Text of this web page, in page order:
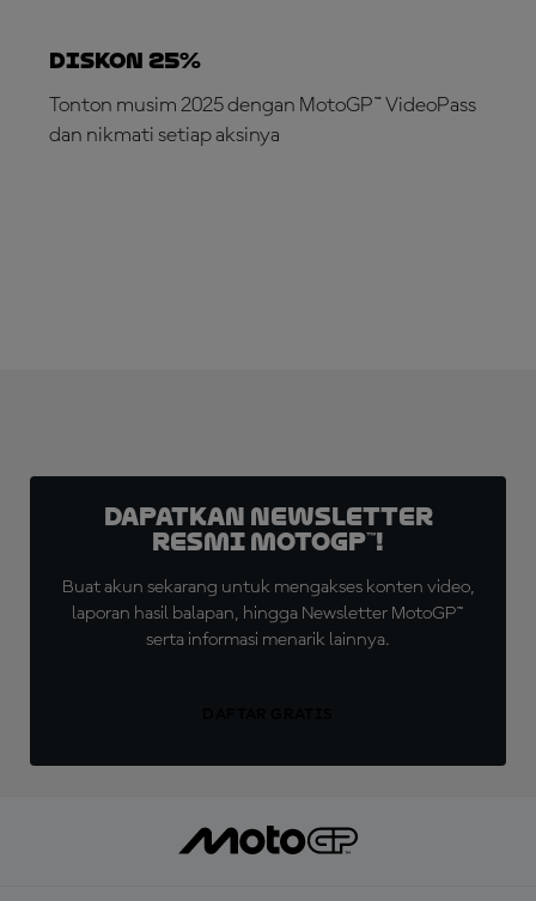
DISKON 25%
Tonton musim 2025 dengan MotoGP™ VideoPass
dan nikmati setiap aksinya
Dapatkan Newsletter
Resmi MotoGP™!
Buat akun sekarang untuk mengakses konten video,
laporan hasil balapan, hingga Newsletter MotoGP™
serta informasi menarik lainnya.